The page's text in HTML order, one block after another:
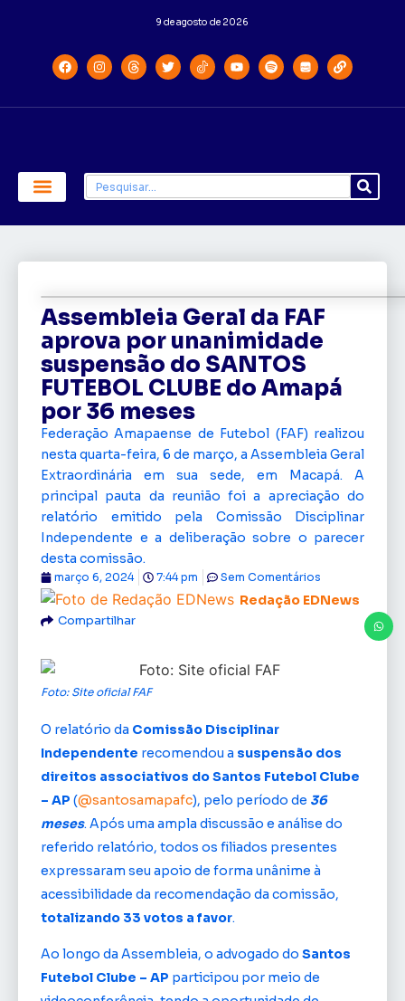
9 de agosto de 2026
Assembleia Geral da FAF
aprova por unanimidade
suspensão do SANTOS
FUTEBOL CLUBE do Amapá
por 36 meses
Federação Amapaense de Futebol (FAF) realizou
nesta quarta-feira, 6 de março, a Assembleia Geral
Extraordinária em sua sede, em Macapá. A
principal pauta da reunião foi a apreciação do
relatório emitido pela Comissão Disciplinar
Independente e a deliberação sobre o parecer
desta comissão.
Redação EDNews
março 6, 2024 7:44 pm Sem Comentários
Compartilhar
Foto: Site oficial FAF
O relatório da Comissão Disciplinar
Independente recomendou a suspensão dos
direitos associativos do Santos Futebol Clube
– AP (@santosamapafc), pelo período de 36
meses. Após uma ampla discussão e análise do
referido relatório, todos os filiados presentes
expressaram seu apoio de forma unânime à
acessibilidade da recomendação da comissão,
totalizando 33 votos a favor.
Ao longo da Assembleia, o advogado do Santos
Futebol Clube – AP participou por meio de